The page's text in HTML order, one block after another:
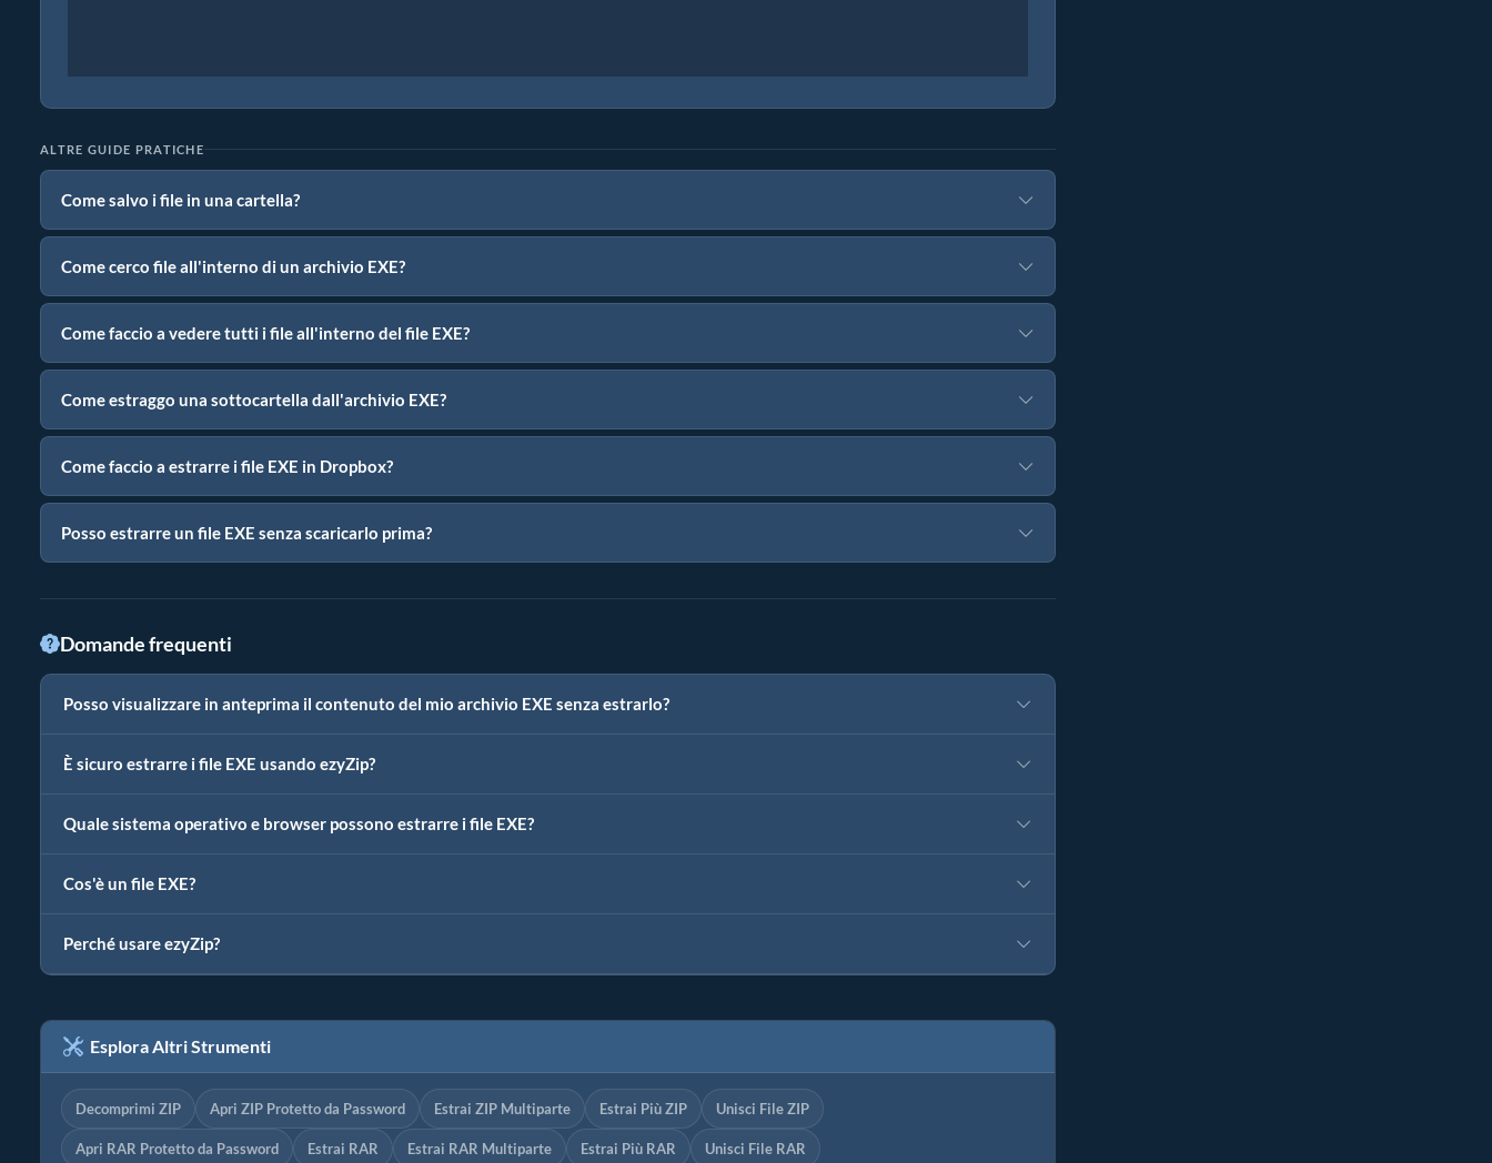
ALTRE GUIDE PRATICHE
Come salvo i file in una cartella?
Come cerco file all'interno di un archivio EXE?
Come faccio a vedere tutti i file all'interno del file EXE?
Come estraggo una sottocartella dall'archivio EXE?
Come faccio a estrarre i file EXE in Dropbox?
Posso estrarre un file EXE senza scaricarlo prima?
Domande frequenti
Posso visualizzare in anteprima il contenuto del mio archivio EXE senza estrarlo?
È sicuro estrarre i file EXE usando ezyZip?
Quale sistema operativo e browser possono estrarre i file EXE?
Cos'è un file EXE?
Perché usare ezyZip?
Esplora Altri Strumenti
Decomprimi ZIP Apri ZIP Protetto da Password Estrai ZIP Multiparte Estrai Più ZIP Unisci File ZIP
Apri RAR Protetto da Password Estrai RAR Estrai RAR Multiparte Estrai Più RAR Unisci File RAR